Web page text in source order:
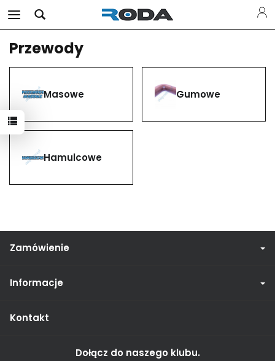
Przewody
Masowe Gumowe
Hamulcowe
Zamówienie
Informacje
Kontakt
Dołącz do naszego klubu.